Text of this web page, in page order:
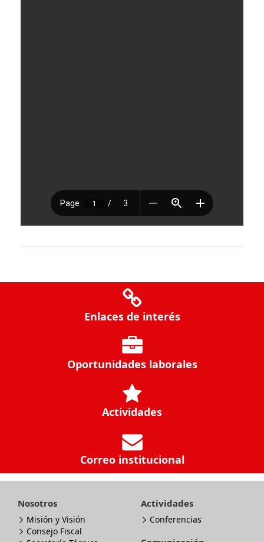
Enlaces de interés
Oportunidades laborales
Actividades
Correo institucional
Nosotros
Misión y Visión
Consejo Fiscal
Actividades
Conferencias